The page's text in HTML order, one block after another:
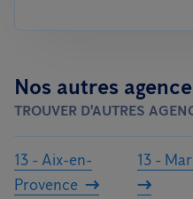
Nos autres
TROUVER D'AUTRES
13 - Aix-en-
Provence
13 -